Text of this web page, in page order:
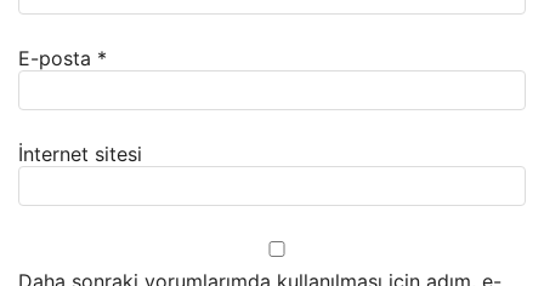
E-posta *
İnternet sitesi
Daha sonraki yorumlarımda kullanılması için adım, e-